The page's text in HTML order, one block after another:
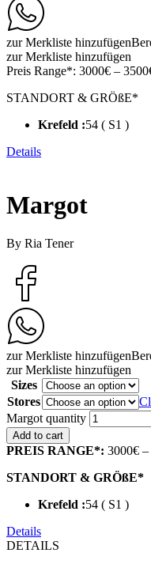
zur Merkliste hinzufügen
zur Merkliste hinzufügen
Preis Range*: 3000€ –
STANDORT & GRÖßE*
Krefeld :54 ( S1 )
Details
Margot
By Ria Tener
zur Merkliste hinzufügen
zur Merkliste hinzufügen
Sizes
Stores
Margot quantity
Add to cart
PREIS RANGE*: 3000€
STANDORT & GRÖßE*
Krefeld :54 ( S1 )
Details
DETAILS